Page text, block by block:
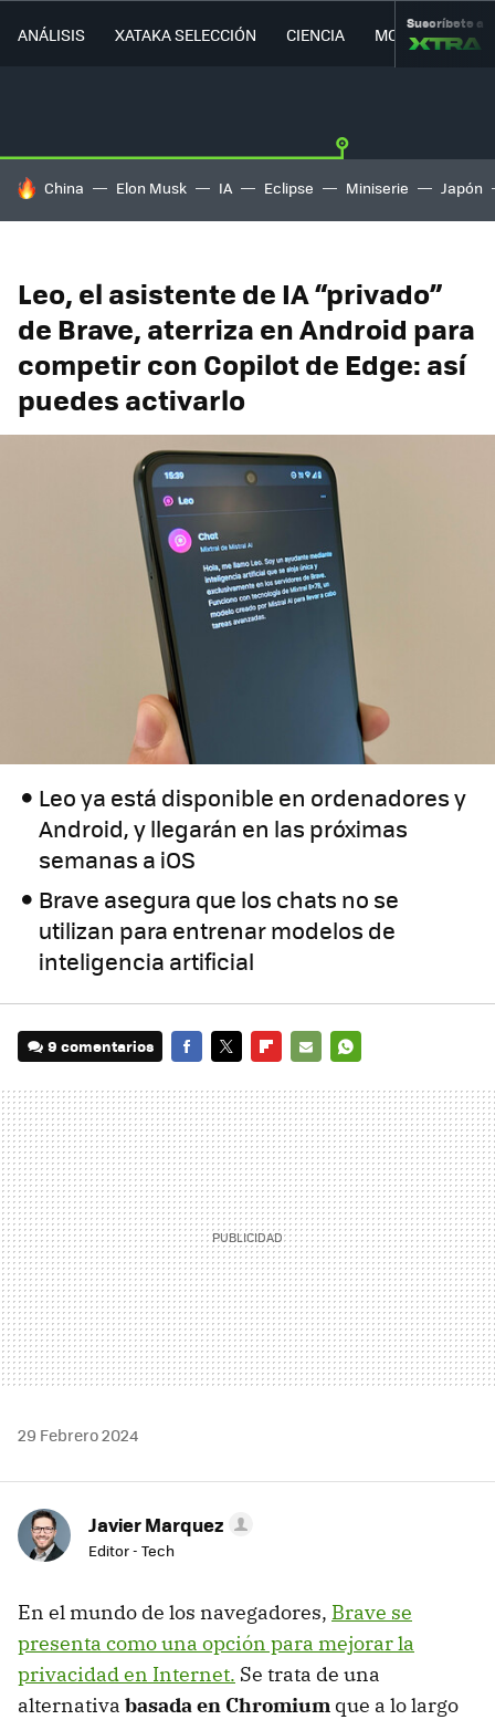
ANÁLISIS XATAKA SELECCIÓN CIENCIA MOVILIDAD
Suscríbete a
HOY SE HABLA DE
China Elon Musk IA Eclipse Miniserie Japón
Leo, el asistente de IA “privado”
de Brave, aterriza en Android para
competir con Copilot de Edge: así
puedes activarlo
Leo ya está disponible en ordenadores y
Android, y llegarán en las próximas
semanas a iOS
Brave asegura que los chats no se
utilizan para entrenar modelos de
inteligencia artificial
9 comentarios
MAIL
29 Febrero 2024
Javier Marquez
Editor - Tech
En el mundo de los navegadores, Brave se
presenta como una opción para mejorar la
privacidad en Internet. Se trata de una
alternativa basada en Chromium que a lo largo